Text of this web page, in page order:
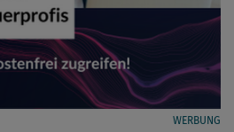
WERBUNG